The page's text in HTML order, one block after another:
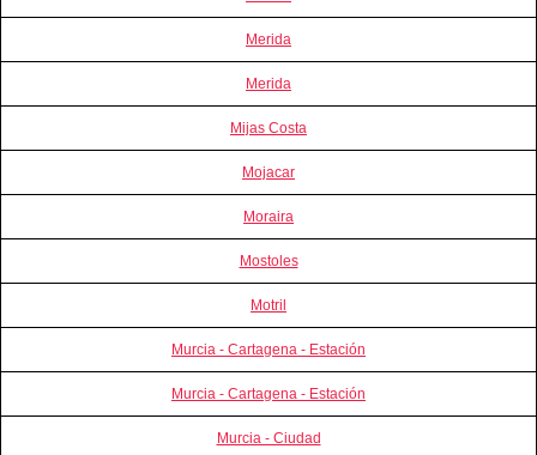
Merida
Merida
Mijas Costa
Mojacar
Moraira
Mostoles
Motril
Murcia - Cartagena - Estación
Murcia - Cartagena - Estación
Murcia - Ciudad